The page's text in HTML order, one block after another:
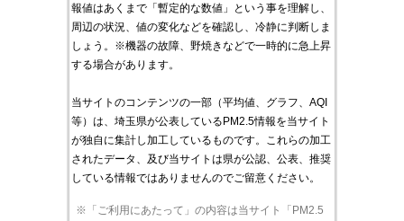
報値はあくまで「暫定的な数値」という事を理解し、
周辺の状況、値の変化などを確認し、冷静に判断しま
しょう。※機器の故障、野焼きなどで一時的に急上昇
する場合があります。
当サイトのコンテンツの一部（平均値、グラフ、AQI
等）は、埼玉県が公表しているPM2.5情報を当サイト
が独自に集計し加工しているものです。これらの加工
されたデータ、及び当サイトは県が公認、公表、推奨
している情報ではありませんのでご留意ください。
※「ご利用にあたって」の内容は当サイト「PM2.5